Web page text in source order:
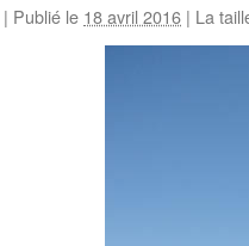
| Publié le 18 avril 2016 | La